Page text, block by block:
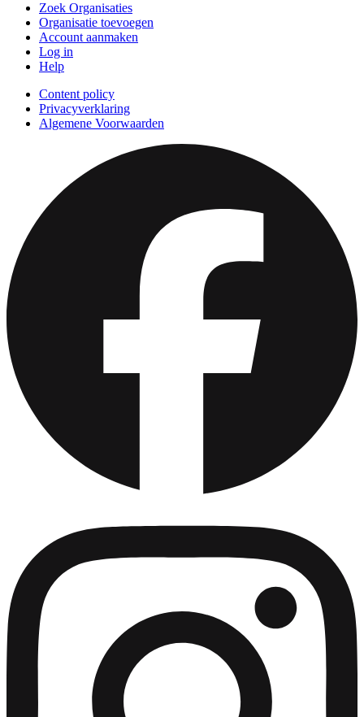
Zoek Organisaties
Organisatie toevoegen
Account aanmaken
Log in
Help
Content policy
Privacyverklaring
Algemene Voorwaarden